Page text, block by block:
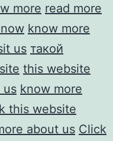
more read more
know more
us такой
this website
us know more
this website
about us Click